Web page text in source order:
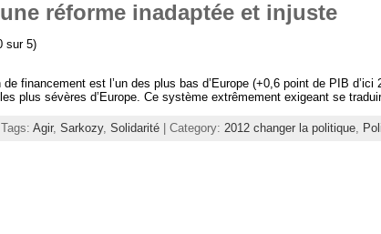
réforme inadaptée et injuste
sur 5)
financement est l’un des plus bas d’Europe (+0,6 point de PIB
plus sévères d’Europe. Ce système extrêmement exigeant se
Agir, Sarkozy, Solidarité| Category: 2012 changer la politique,